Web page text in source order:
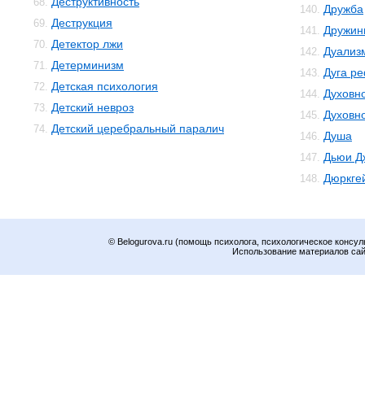
69. Деструкция
70. Детектор лжи
71. Детерминизм
72. Детская психология
73. Детский невроз
74. Детский церебральный паралич
140. Дружба
141.
142.
143. Дуга
144.
145.
146. Душа
147. Дьюи
148.
© Belogurova.ru (помощь психолога, психологическое
Использование материалов